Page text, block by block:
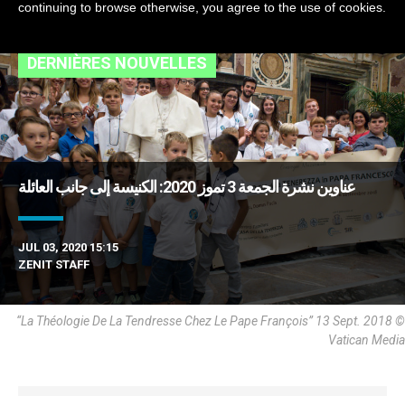
DERNIÈRES NOUVELLES
عناوين نشرة الجمعة 3 تموز 2020: الكنيسة إلى جانب العائلة
JUL 03, 2020 15:15
ZENIT STAFF
“La Théologie De La Tendresse Chez Le Pape François” 13 Sept. 2018 ©
Vatican Media
continuing to browse otherwise, you agree to the use of cookies.